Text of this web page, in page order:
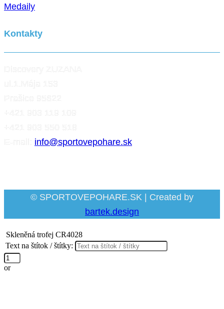
Medaily
Kontakty
info@sportovepohare.sk
© SPORTOVEPOHARE.SK | Created by
bartek.design
Skleněná trofej CR4028
Text na štítok / štítky:
množstvo
Skleněná
or